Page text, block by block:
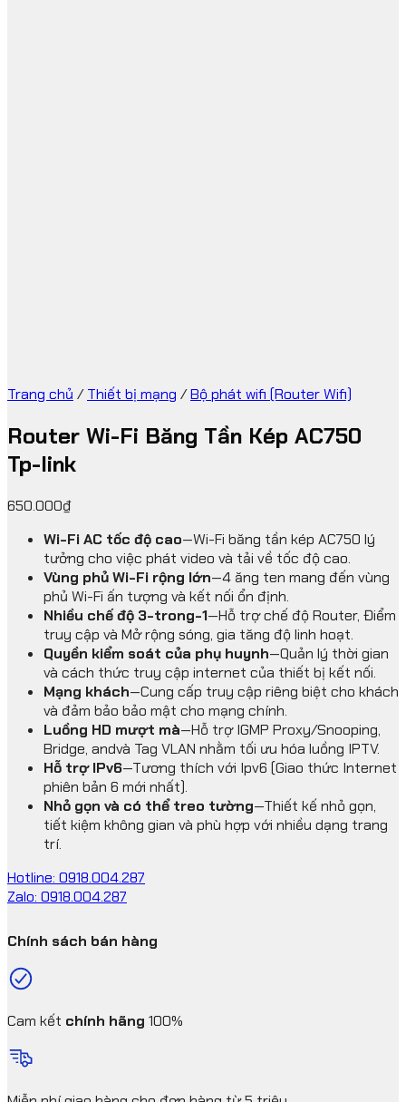
Trang chủ / Thiết bị mạng /Bộ phát wifi (Router Wifi)
Router Wi-Fi Băng Tần Kép AC750
Tp-link
650.000₫
Wi-Fi AC tốc độ cao—Wi-Fi băng tần kép AC750 lý
tưởng cho việc phát video và tải về tốc độ cao.
Vùng phủ Wi-Fi rộng lớn—4 ăng ten mang đến vùng
phủ Wi-Fi ấn tượng và kết nối ổn định.
Nhiều chế độ 3-trong-1—Hỗ trợ chế độ Router, Điểm
truy cập và Mở rộng sóng, gia tăng độ linh hoạt.
Quyền kiểm soát của phụ huynh—Quản lý thời gian
và cách thức truy cập internet của thiết bị kết nối.
Mạng khách—Cung cấp truy cập riêng biệt cho khách
và đảm bảo bảo mật cho mạng chính.
Luồng HD mượt mà—Hỗ trợ IGMP Proxy/Snooping,
Bridge, andvà Tag VLAN nhằm tối ưu hóa luồng IPTV.
Hỗ trợ IPv6—Tương thích với Ipv6 (Giao thức Internet
phiên bản 6 mới nhất).
Nhỏ gọn và có thể treo tường—Thiết kế nhỏ gọn,
tiết kiệm không gian và phù hợp với nhiều dạng trang
trí.
Hotline: 0918.004.287
Zalo: 0918.004.287
Chính sách bán hàng
Cam kết chính hãng 100%